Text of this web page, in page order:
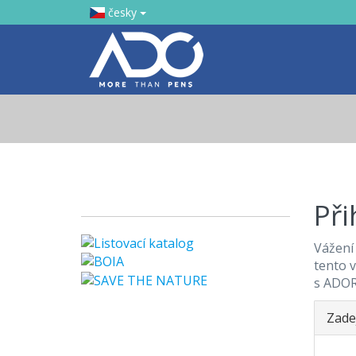
česky
tento
s